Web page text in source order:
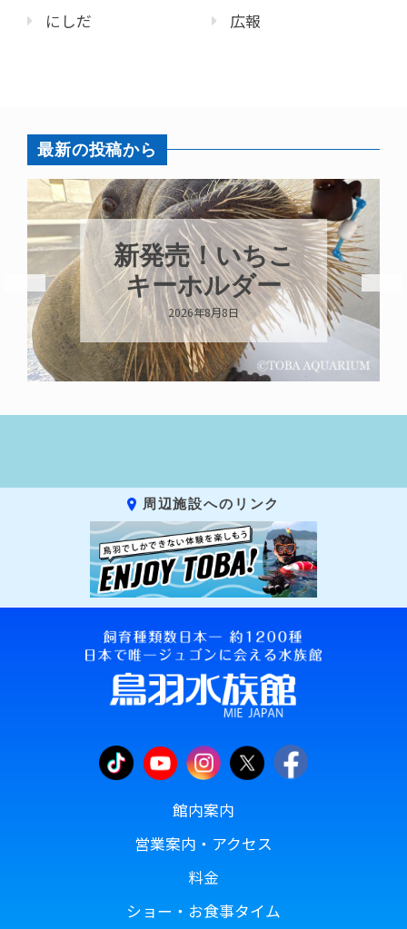
にしだ
広報
最新の投稿から
新発売！いちこ
キーホルダー
2026年8月8日
周辺施設へのリンク
館内案内
営業案内・アクセス
料金
ショー・お食事タイム